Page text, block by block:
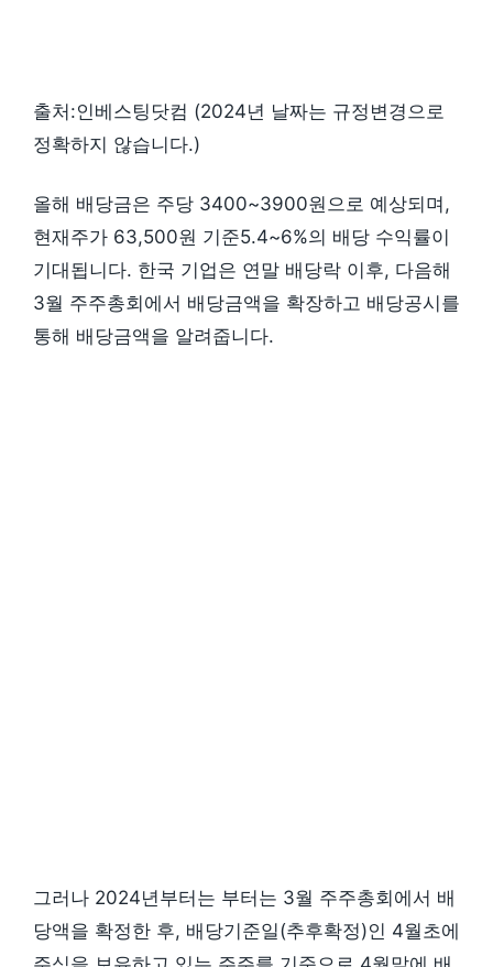
출처:인베스팅닷컴 (2024년 날짜는 규정변경으로
정확하지 않습니다.)
올해 배당금은 주당 3400~3900원으로 예상되며,
현재주가 63,500원 기준5.4~6%의 배당 수익률이
기대됩니다. 한국 기업은 연말 배당락 이후, 다음해
3월 주주총회에서 배당금액을 확장하고 배당공시를
통해 배당금액을 알려줍니다.
그러나 2024년부터는 부터는 3월 주주총회에서 배
당액을 확정한 후, 배당기준일(추후확정)인 4월초에